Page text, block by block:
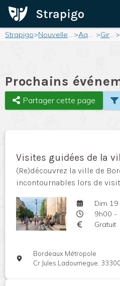
Strapigo> Nouvelle-Aquitaine > Aquitaine > Gironde >
Prochains
Partager cette page
Visites guidées de la
(Re)découvrez la ville de
incontournables lors de
Dim
9h00 -
Gratuit
Bordeaux Métropole
Cr Jules Ladoumegue,